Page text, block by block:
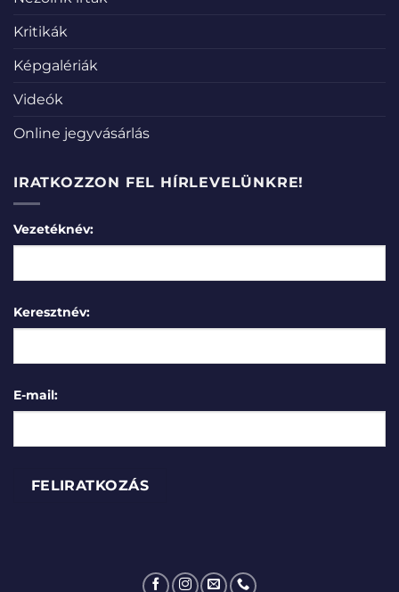
Kritikák
Képgalériák
Videók
Online jegyvásárlás
IRATKOZZON FEL HÍRLEVELÜNKRE!
Vezetéknév:
Keresztnév:
E-mail: